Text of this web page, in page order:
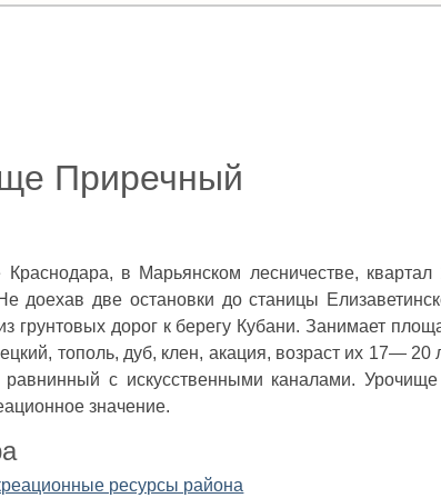
Приречный
в Марьянском лесничестве, квартал
две остановки до станицы
грунтовых дорог к берегу Кубани. Занимает
тополь, дуб, клен, акация, возраст их 17— 20
равнинный с искусственными каналами.
значение.
ресурсы района